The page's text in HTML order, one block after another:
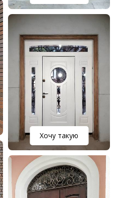
Хочу такую